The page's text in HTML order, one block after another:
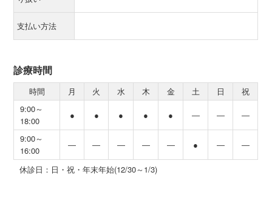
支払い方法
診療時間
時間 月 火 水 木 金 土 日
祝
9:00～
18:00
● ● ● ● ● ― ― ―
9:00～
16:00
― ― ― ― ― ● ― ―
休診日：日・祝・年末年始(12/30～1/3)